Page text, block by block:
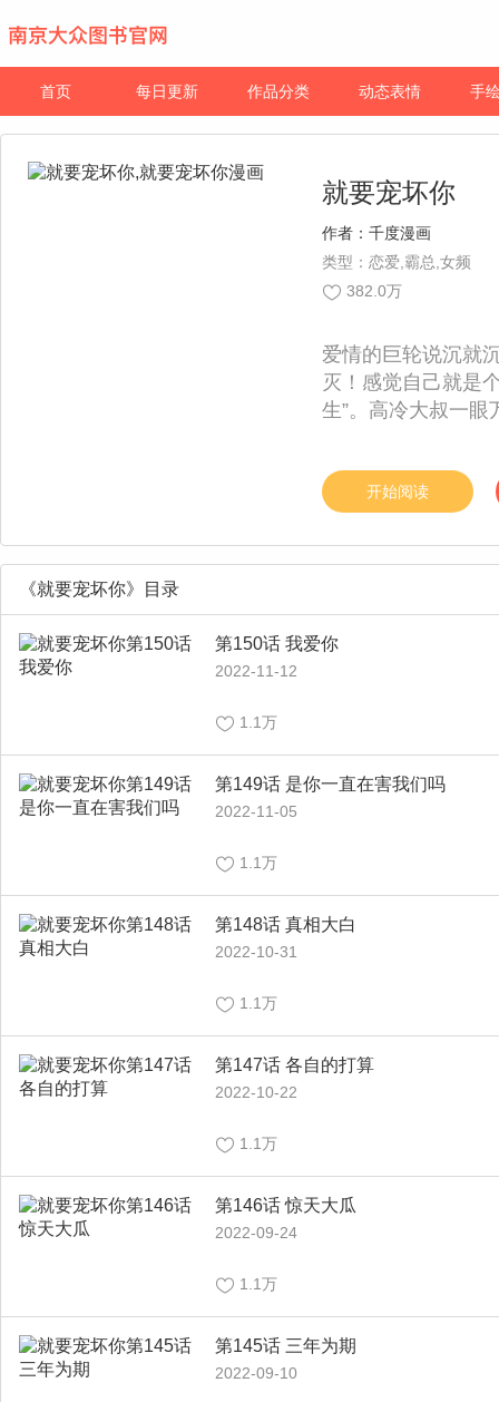
首页 每日更新 作品分类 动态表情 手
就要宠坏你
作者： 千度漫画
类型：恋爱,霸总,女频
382.0万
爱情的巨轮说沉就
灭！感觉自己就是
生”。高冷大叔一眼
本以为日子就这么
老公的各种秘密……
开始阅读
《就要宠坏你》目录
第150话 我爱你
2022-11-12
1.1万
第149话 是你一直在害我们吗
2022-11-05
1.1万
第148话 真相大白
2022-10-31
1.1万
第147话 各自的打算
2022-10-22
1.1万
第146话 惊天大瓜
2022-09-24
1.1万
第145话 三年为期
2022-09-10